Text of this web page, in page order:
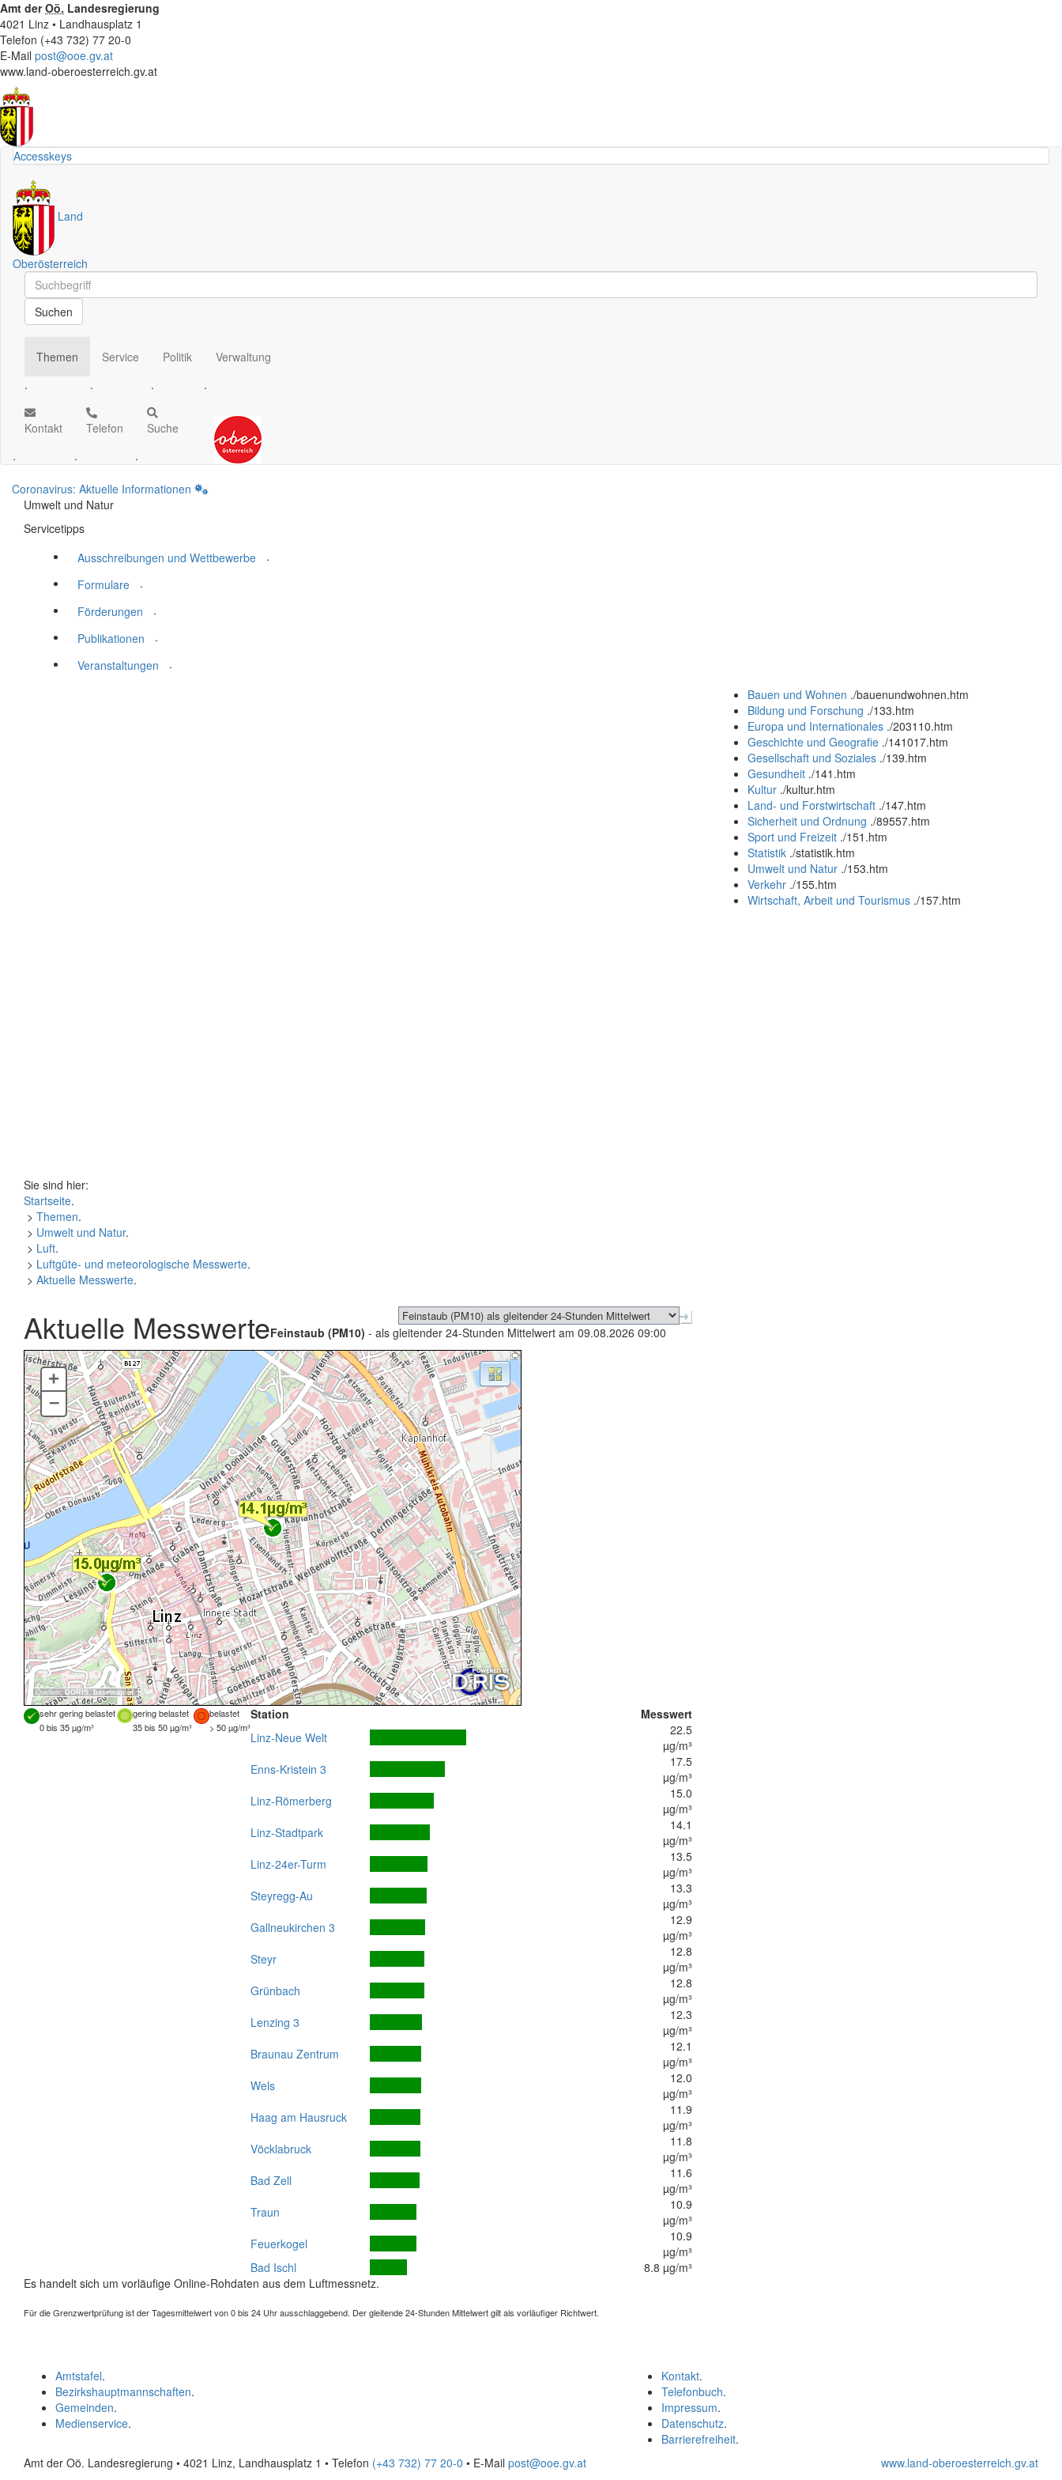
Amt derOö. Landesregierung
4021 Linz • Landhausplatz 1
Telefon (+43 732) 77 20-0
E-Mail post@ooe.gv.at
www.land-oberoesterreich.gv.at
Accesskeys
Land
Oberösterreich
Schnellsuche
Schnellsuche
Suchen
Themen
.
Service
.
Politik
.
Verwaltung
.
Kontakt
.
Telefon
.
Suche
.
Coronavirus: Aktuelle Informationen
Umwelt und Natur
Servicetipps
Ausschreibungen und Wettbewerbe
.
Formulare
.
Förderungen
.
Publikationen
.
Veranstaltungen
.
Bauen und Wohnen ./bauenundwohnen.htm
Bildung und Forschung ./133.htm
Europa und Internationales ./203110.htm
Geschichte und Geografie ./141017.htm
Gesellschaft und Soziales ./139.htm
Gesundheit ./141.htm
Kultur ./kultur.htm
Land- und Forstwirtschaft ./147.htm
Sicherheit und Ordnung ./89557.htm
Sport und Freizeit ./151.htm
Statistik ./statistik.htm
Umwelt und Natur ./153.htm
Verkehr ./155.htm
Wirtschaft, Arbeit und Tourismus ./157.htm
Sie sind hier:
Startseite.
> Themen.
> Umwelt und Natur.
> Luft.
> Luftgüte- und meteorologische Messwerte.
> Aktuelle Messwerte.
Aktuelle MesswerteFeinstaub (PM10) - als gleitender 24-Stunden Mittelwert am 09.08.2026 09:00
Quellen:DORIS, basemap.at
+
–
sehr gering belastet gering belastet
belastet
0 bis 35 µg/m³
35 bis 50 µg/m³ > 50 µg/m³
Station
Messwert
Linz-Neue Welt
22.5
µg/m³
Enns-Kristein 3
17.5
µg/m³
Linz-Römerberg
15.0
µg/m³
Linz-Stadtpark
14.1
µg/m³
Linz-24er-Turm
13.5
µg/m³
Steyregg-Au
13.3
µg/m³
Gallneukirchen 3
12.9
µg/m³
Steyr
12.8
µg/m³
Grünbach
12.8
µg/m³
Lenzing 3
12.3
µg/m³
Braunau Zentrum
12.1
µg/m³
Wels
12.0
µg/m³
Haag am Hausruck
11.9
µg/m³
Vöcklabruck
11.8
µg/m³
Bad Zell
11.6
µg/m³
Traun
10.9
µg/m³
Feuerkogel
10.9
µg/m³
Bad Ischl
8.8 µg/m³
Es handelt sich um vorläufige Online-Rohdaten aus dem Luftmessnetz.
Für die Grenzwertprüfung ist der Tagesmittelwert von 0 bis 24 Uhr ausschlaggebend. Der gleitende 24-Stunden Mittelwert gilt als vorläufiger Richtwert.
Kontakt.
Telefonbuch.
Impressum.
Datenschutz.
Barrierefreiheit.
Amtstafel.
Bezirkshauptmannschaften.
Gemeinden.
Medienservice.
Amt der Oö. Landesregierung • 4021 Linz, Landhausplatz 1 • Telefon (+43 732) 77 20-0 • E-Mail post@ooe.gv.at www.land-oberoesterreich.gv.at